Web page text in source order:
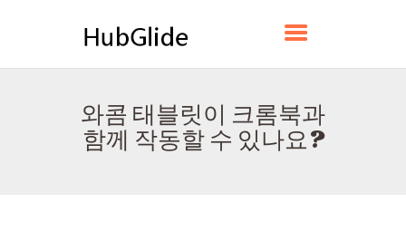
와콤 태블릿이 크롬북과
함께 작동할 수 있나요?
HUBGLIDE
홈
소개